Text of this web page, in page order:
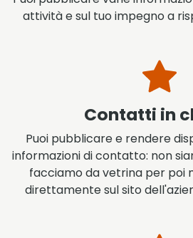
attività e sul tuo impegno a
Contatti in
Puoi pubblicare e rendere
informazioni di contatto: non
facciamo da vetrina per poi
direttamente sul sito